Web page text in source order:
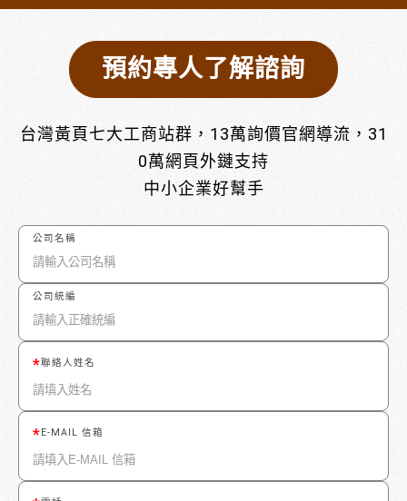
預約專人了解諮詢
台灣黃頁七大工商站群，13萬詢價官網導流，31
0萬網頁外鏈支持
中小企業好幫手
公司名稱
公司統編
聯絡人姓名
E-MAIL 信箱